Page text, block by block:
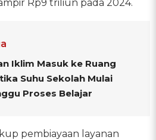
Rp9 triliun pada 2024.
Iklim Masuk ke Ruang
Suhu Sekolah Mulai
Proses Belajar
pembiayaan layanan